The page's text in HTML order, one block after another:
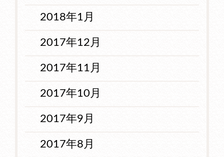
2018年1月
2017年12月
2017年11月
2017年10月
2017年9月
2017年8月